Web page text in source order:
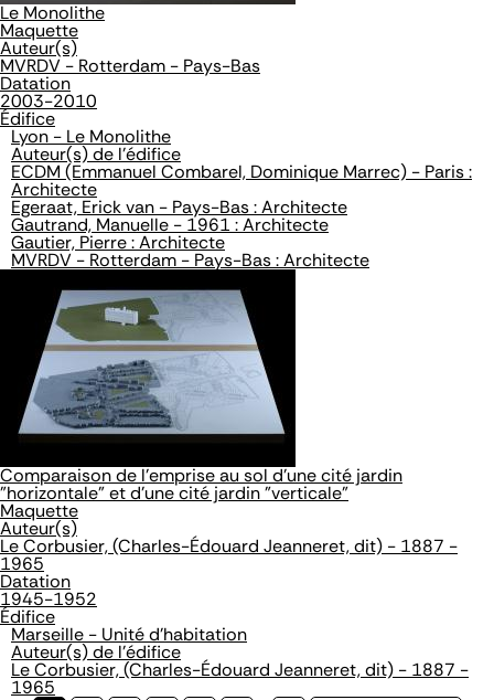
Le Monolithe
Maquette
Auteur(s)
MVRDV - Rotterdam - Pays-Bas
Datation
2003-2010
Édifice
Lyon - Le Monolithe
Auteur(s) de l'édifice
ECDM (Emmanuel Combarel, Dominique Marrec) - Paris :
Architecte
Egeraat, Erick van - Pays-Bas : Architecte
Gautrand, Manuelle - 1961 : Architecte
Gautier, Pierre : Architecte
MVRDV - Rotterdam - Pays-Bas : Architecte
Comparaison de l'emprise au sol d'une cité jardin
"horizontale" et d'une cité jardin "verticale"
Maquette
Auteur(s)
Le Corbusier, (Charles-Édouard Jeanneret, dit) - 1887 -
1965
Datation
1945-1952
Édifice
Marseille - Unité d'habitation
Auteur(s) de l'édifice
Le Corbusier, (Charles-Édouard Jeanneret, dit) - 1887 -
1965